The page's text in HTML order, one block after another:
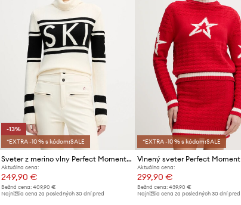
-13%
*EXTRA -10 % s kódom:SALE
Sveter z merino vlny Perfect Moment Schild
Aktuálna cena:
249,90 €
Bežná cena: 409,90 €
Najnižšia cena za posledných 30 dní pred
*EXTRA -10 % s kódom:SALE
Vlnený sveter Perfect Moment
Aktuálna cena:
299,90 €
Bežná cena: 439,90 €
Najnižšia cena za posledných 30 dní pred